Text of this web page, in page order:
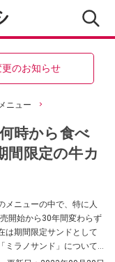
のお知らせ
ニュー
時から食べ
間限定の牛カ
メニューの中で、特に人
開始から30年間変わらず
は期間限定サンドとして
ミラノサンド」について
か、などの基本情報に加